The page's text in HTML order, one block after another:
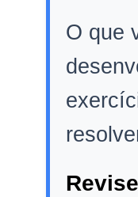
O que